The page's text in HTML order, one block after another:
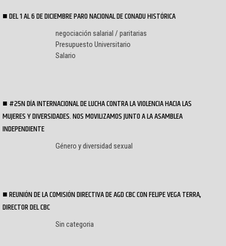
DEL 1 AL 6 DE DICIEMBRE PARO NACIONAL DE CONADU HISTÓRICA
negociación salarial / paritarias
Presupuesto Universitario
Salario
#25N DÍA INTERNACIONAL DE LUCHA CONTRA LA VIOLENCIA HACIA LAS
MUJERES Y DIVERSIDADES. NOS MOVILIZAMOS JUNTO A LA ASAMBLEA
INDEPENDIENTE
Género y diversidad sexual
REUNIÓN DE LA COMISIÓN DIRECTIVA DE AGD CBC CON FELIPE VEGA TERRA,
DIRECTOR DEL CBC
Sin categoria